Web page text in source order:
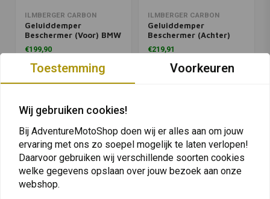
ILMBERGER CARBON
Geluiddemper
Beschermer (Voor) BMW
R 1200 GS ('13-'18)
€199,90
ILMBERGER CARBON
Geluiddemper
Beschermer (Achter)
BMW R 1200 GS ('13-'18)
€219,91
Toestemming Voorkeuren
Wij gebruiken cookies!
Bij AdventureMotoShop doen wij er alles aan om jouw
ervaring met ons zo soepel mogelijk te laten verlopen!
Daarvoor gebruiken wij verschillende soorten cookies
welke gegevens opslaan over jouw bezoek aan onze
webshop.